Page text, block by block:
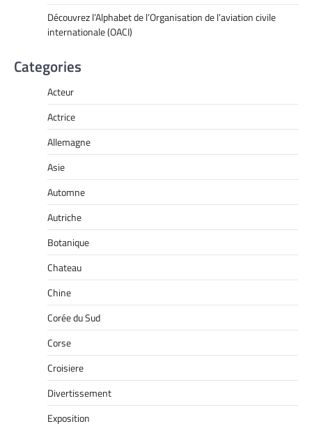
Découvrez l’Alphabet de l’Organisation de l’aviation civile
internationale (OACI)
Categories
Acteur
Actrice
Allemagne
Asie
Automne
Autriche
Botanique
Chateau
Chine
Corée du Sud
Corse
Croisiere
Divertissement
Exposition